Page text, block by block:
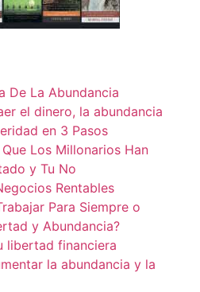
De La Abundancia
el dinero, la abundancia
en 3 Pasos
Los Millonarios Han
y Tu No
Rentables
Para Siempre o
y Abundancia?
libertad financiera
la abundancia y la